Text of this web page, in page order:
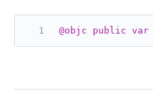
@objc public var